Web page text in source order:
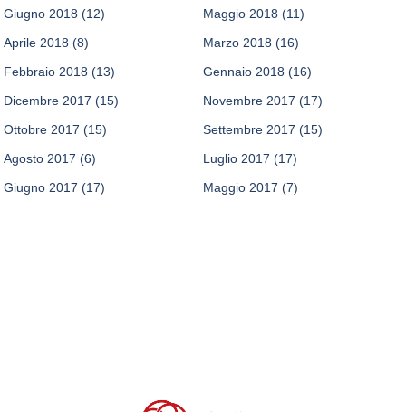
Giugno 2018 (12) Maggio 2018 (11)
Aprile 2018 (8) Marzo 2018 (16)
Febbraio 2018 (13) Gennaio 2018 (16)
Dicembre 2017 (15) Novembre 2017 (17)
Ottobre 2017 (15) Settembre 2017 (15)
Agosto 2017 (6) Luglio 2017 (17)
Giugno 2017 (17) Maggio 2017 (7)